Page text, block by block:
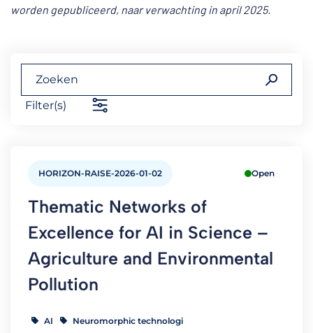
worden gepubliceerd, naar verwachting in april 2025.
Filter(s)
HORIZON-RAISE-2026-01-02 Open
Thematic Networks of
Excellence for AI in Science –
Agriculture and Environmental
Pollution
AI Neuromorphic technologi